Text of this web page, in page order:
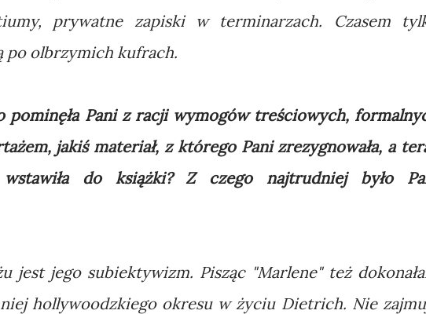
prywatne zapiski w terminarzach. Czasem
po olbrzymich kufrach.
pominęła Pani z racji wymogów treściowych,
jakiś materiał, z którego Pani zrezygnowała, a
do książki? Z czego najtrudniej było
jest jego subiektywizm. Pisząc "Marlene" też
hollywoodzkiego okresu w życiu Dietrich. Nie